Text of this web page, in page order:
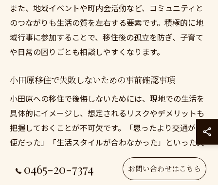
また、地域イベントや町内会活動など、コミュニティと
のつながりも生活の質を左右する要素です。積極的に地
域行事に参加することで、移住後の孤立を防ぎ、子育て
や日常の困りごとも相談しやすくなります。
小田原移住で失敗しないための事前確認事項
小田原への移住で後悔しないためには、現地での生活を
具体的にイメージし、想定されるリスクやデメリットも
把握しておくことが不可欠です。「思ったより交通が不
便だった」「生活スタイルが合わなかった」といった失
事前に現地で短期間体験生活をしてみたり、先輩移住者
0465-20-7374 お問い合わせはこちら